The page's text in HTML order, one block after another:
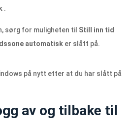
.
sørg for muligheten til Still inn tid
automatisk er slått på.
på nytt etter at du har slått på
av og tilbake til